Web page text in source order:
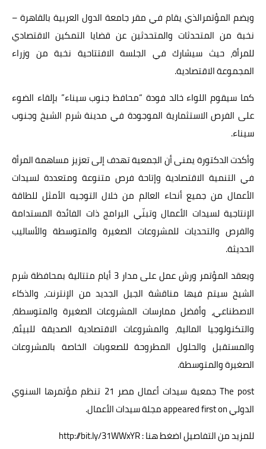
ويضم المؤتمرالذي يقام في مقر جامعة الدول العربية بالقاهرة –
نخبة من المتحدثات والمتحدثين عن قضايا التمكين الاقتصادي
للمرأة، حيث سيشارك في الجلسة الافتتاحية نخبة من وزراء
المجموعة الاقتصادية.
كما سيقوم اللواء خالد فودة “محافظ جنوب سيناء” بإلقاء الضوء
على الفرص الاستثمارية الموجودة في مدينة شرم الشيخ وجنوب
سيناء.
وأكدت الدكتورة يمنى أن الجمعية تهدف إلى تعزيز مساهمة المرأة
في التنمية الاقتصادية وإتاحة فرص متنوعة ومتعددة لسيدات
الأعمال من جميع أنحاء العالم من خلال التوجيه الأمثل للطاقة
الإنتاجية لسيدات الأعمال وتبنّي البرامج ذات الفائدة المستدامة
والفرص والتحديات للمشروعات الصغيرة والمتوسطة والأساليب
الحديثة.
ويعقد المؤتمر ورش عمل على مدار 3 أيام متتالية بمحافظة شرم
الشيخ سيتم فيها مناقشة الجيل الجديد من الإنترنت، والذكاء
الاصطناعي، وأفضل ممارسات المشروعات الصغيرة والمتوسطة،
والتكنولوجيا المالية، والمشروعات الاقتصادية الصديقة للبيئة،
والمستقبل والحلول المطروحة للصعوبات الخاصة بالمشروعات
الصغيرة والمتوسطة.
The post
جمعية سيدات أعمال مصر 21 تنظم مؤتمرها السنوي
الدولي
مجلة سيدات الأعمال.
للمزيد من التفاصيل اضغط هنا : http://bit.ly/31WWxYR